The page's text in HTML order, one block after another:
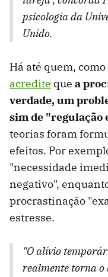
psicologia da
Unido.
Há até quem,
acredite que a
verdade, um
sim de "regulação
teorias foram
efeitos. Por
"necessidade
negativo",
procrastinação
estresse.
"O alívio
realmente torna o